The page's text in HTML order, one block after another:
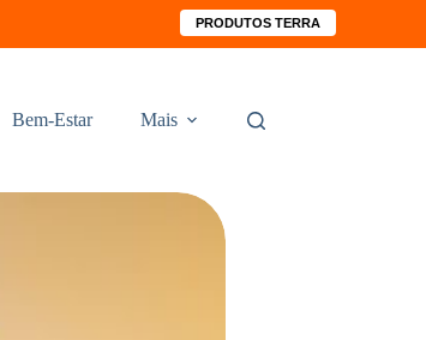
PRODUTOS TERRA
Bem-Estar Mais